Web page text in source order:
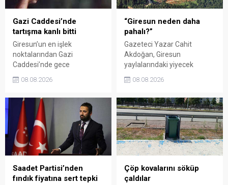
Gazi Caddesi’nde
tartışma kanlı bitti
Giresun’un en işlek
noktalarından Gazi
Caddesi’nde gece
kavgada A.E. ayağından
bölgede kısa süreli panik
yaşanırken polis geniş çaplı
soruşturma başlattı.
08.08.2026
“Giresun neden daha
pahalı?”
Gazeteci Yazar Cahit
Akdoğan, Giresun
yaylalarındaki yiyecek
belirgin biçimde yüksek
Valiliği, Tarım ve Orman İl
Müdürlüğü ile ilgili kurumları
denetime çağırdı. Akdoğan,
yüzde 50’ye ulaşan fiyat
farklarının araştırılması
gerektiğini söyledi.
08.08.2026
Saadet Partisi’nden
fındık fiyatına sert tepki
Çöp kovalarını söküp
çaldılar